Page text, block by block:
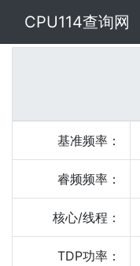
CPU114查询网
基准频率：
睿频频率：
核心/线程：
TDP功率：